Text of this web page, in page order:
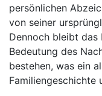
persönlichen
von seiner
Dennoch bleibt das
Bedeutung des
bestehen, was ein
Familiengeschichte